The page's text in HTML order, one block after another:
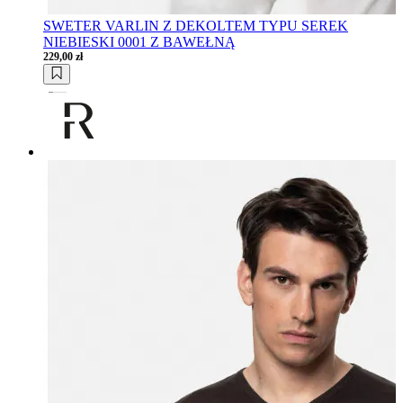
SWETER VARLIN Z DEKOLTEM TYPU SEREK
NIEBIESKI 0001 Z BAWEŁNĄ
229,00 zł